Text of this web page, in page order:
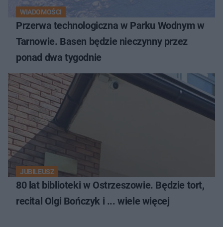
WIADOMOŚCI
Przerwa technologiczna w Parku Wodnym w
Tarnowie. Basen będzie nieczynny przez
ponad dwa tygodnie
JUBILEUSZ
80 lat biblioteki w Ostrzeszowie. Będzie tort,
recital Olgi Bończyk i ... wiele więcej